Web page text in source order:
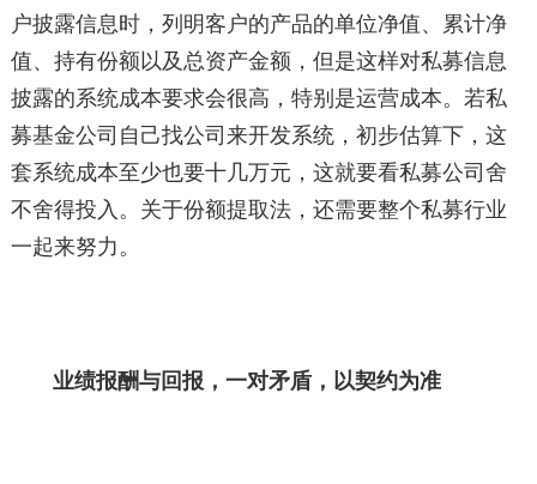
户披露信息时，列明客户的产品的单位净值、累计净
值、持有份额以及总资产金额，但是这样对私募信息
披露的系统成本要求会很高，特别是运营成本。若私
募基金公司自己找公司来开发系统，初步估算下，这
套系统成本至少也要十几万元，这就要看私募公司舍
不舍得投入。关于份额提取法，还需要整个私募行业
一起来努力。
业绩报酬与回报，一对矛盾，以契约为准